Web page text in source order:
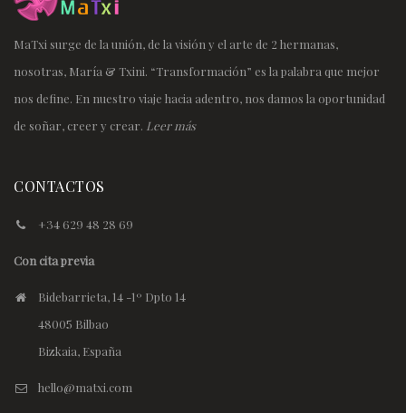
MaTxi surge de la unión, de la visión y el arte de 2 hermanas,
nosotras, María & Txini. “Transformación” es la palabra que mejor
nos define. En nuestro viaje hacia adentro, nos damos la oportunidad
de soñar, creer y crear. Leer más
CONTACTOS
+34 629 48 28 69
Con cita previa
Bidebarrieta, 14 -1º Dpto 14
48005 Bilbao
Bizkaia, España
hello@matxi.com